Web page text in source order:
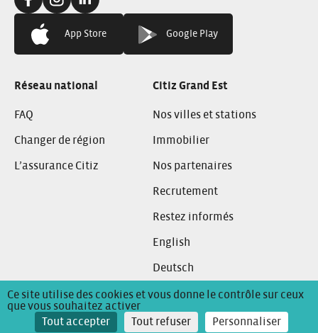
Facebook:Instagram:Linkedin:
App Store Google Play
Réseau national
FAQ
Changer de région
L’assurance Citiz
Citiz Grand Est
Nos villes et stations
Immobilier
Nos partenaires
Recrutement
Restez informés
English
Deutsch
Conditions Générales de Location
Mentions Légales
Politique de confidentialité
Ce site utilise des cookies et vous donne le contrôle sur ceux
que vous souhaitez activer
Tout accepter
Tout refuser Personnaliser